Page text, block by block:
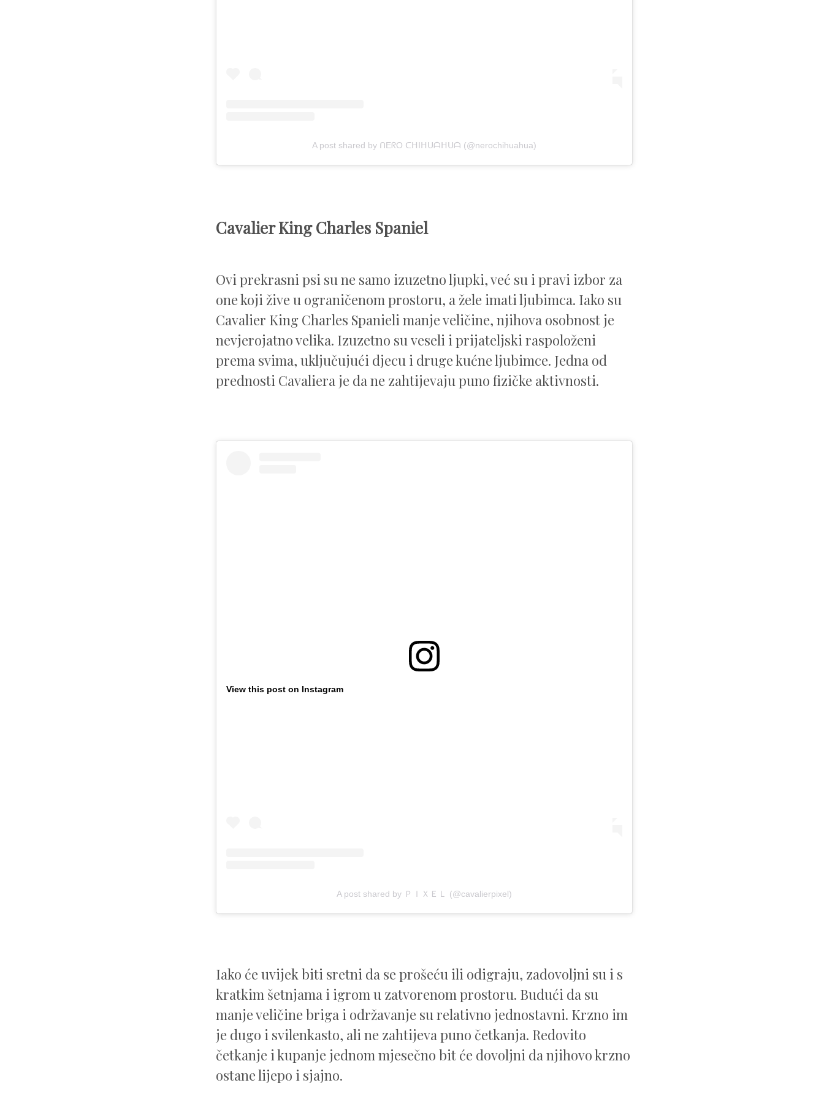
A post shared by ᑎEᖇO ᑕᕼIᕼᑌᗩᕼᑌᗩ (@nerochihuahua)
Cavalier King Charles Spaniel
Ovi prekrasni psi su ne samo izuzetno ljupki, već su i pravi izbor za
one koji žive u ograničenom prostoru, a žele imati ljubimca. Iako su
Cavalier King Charles Spanieli manje veličine, njihova osobnost je
nevjerojatno velika. Izuzetno su veseli i prijateljski raspoloženi
prema svima, uključujući djecu i druge kućne ljubimce. Jedna od
prednosti Cavaliera je da ne zahtijevaju puno fizičke aktivnosti.
View this post on Instagram
A post shared by ＰＩＸＥＬ (@cavalierpixel)
Iako će uvijek biti sretni da se prošeću ili odigraju, zadovoljni su i s
kratkim šetnjama i igrom u zatvorenom prostoru. Budući da su
manje veličine briga i održavanje su relativno jednostavni. Krzno im
je dugo i svilenkasto, ali ne zahtijeva puno četkanja. Redovito
četkanje i kupanje jednom mjesečno bit će dovoljni da njihovo krzno
ostane lijepo i sjajno.